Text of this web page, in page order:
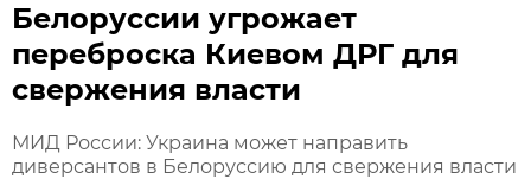
Белоруссии угрожает
переброска Киевом ДРГ для
свержения власти
МИД России: Украина может направить
диверсантов в Белоруссию для свержения власти